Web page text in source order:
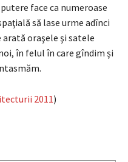
face ca numeroase
să lase urme adînci
oraşele şi satele
în felul în care gîndim şi
2011)